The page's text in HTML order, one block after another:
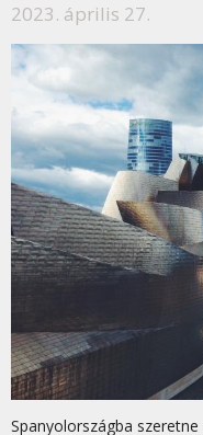
2023. április 27.
Spanyolországba